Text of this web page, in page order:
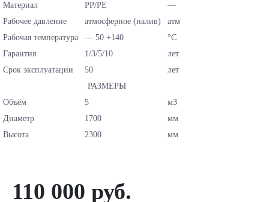
Материал
PP/PE
—
Рабочее давление
атмосферное (налив)
атм
Рабочая температура
— 50 +140
°C
Гарантия
1/3/5/10
лет
Срок эксплуатации
50
лет
РАЗМЕРЫ
Объём
5
м3
Диаметр
1700
мм
Высота
2300 мм
110 000 руб.